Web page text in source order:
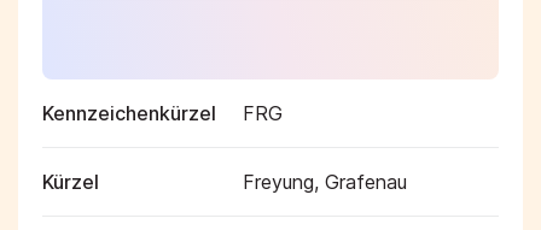
Kennzeichenkürzel FRG
Kürzel Freyung, Grafenau